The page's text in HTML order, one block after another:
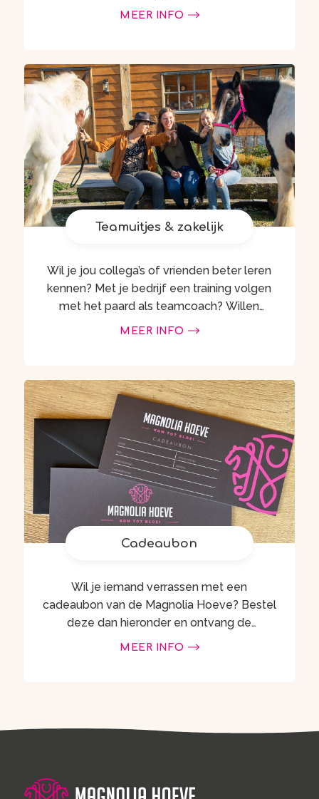
band op willen bouwen zonder angst en
MEER INFO
Teamuitjes & zakelijk
Wil je jou collega’s of vrienden beter leren
kennen? Met je bedrijf een training volgen
met het paard als teamcoach? Willen
groeien in leiderschap, communicatie of
MEER INFO
Cadeaubon
Wil je iemand verrassen met een
cadeaubon van de Magnolia Hoeve? Bestel
deze dan hieronder en ontvang de
cadeaubon digitaal in je mailbox. Wil je
MEER INFO